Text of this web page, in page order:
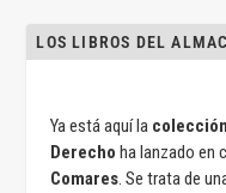
LOS LIBROS DEL
Ya está aquí la
Derecho ha lanzado en
Comares. Se trata de